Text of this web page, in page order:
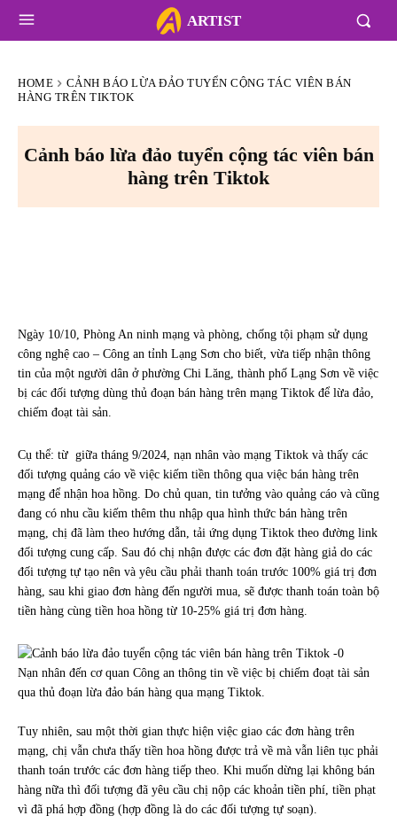
ARTIST
HOME
CẢNH BÁO LỪA ĐẢO TUYỂN CỘNG TÁC VIÊN BÁN
HÀNG TRÊN TIKTOK
Cảnh báo lừa đảo tuyển cộng tác viên bán
hàng trên Tiktok
Ngày 10/10, Phòng An ninh mạng và phòng, chống tội phạm sử dụng
công nghệ cao – Công an tỉnh Lạng Sơn cho biết, vừa tiếp nhận thông
tin của một người dân ở phường Chi Lăng, thành phố Lạng Sơn về việc
bị các đối tượng dùng thủ đoạn bán hàng trên mạng Tiktok để lừa đảo,
chiếm đoạt tài sản.
Cụ thể: từ giữa tháng 9/2024, nạn nhân vào mạng Tiktok và thấy các
đối tượng quảng cáo về việc kiếm tiền thông qua việc bán hàng trên
mạng để nhận hoa hồng. Do chủ quan, tin tưởng vào quảng cáo và cũng
đang có nhu cầu kiếm thêm thu nhập qua hình thức bán hàng trên
mạng, chị đã làm theo hướng dẫn, tải ứng dụng Tiktok theo đường link
đối tượng cung cấp. Sau đó chị nhận được các đơn đặt hàng giả do các
đối tượng tự tạo nên và yêu cầu phải thanh toán trước 100% giá trị đơn
hàng, sau khi giao đơn hàng đến người mua, sẽ được thanh toán toàn bộ
tiền hàng cùng tiền hoa hồng từ 10-25% giá trị đơn hàng.
Nạn nhân đến cơ quan Công an thông tin về việc bị chiếm đoạt tài sản
qua thủ đoạn lừa đảo bán hàng qua mạng Tiktok.
Tuy nhiên, sau một thời gian thực hiện việc giao các đơn hàng trên
mạng, chị vẫn chưa thấy tiền hoa hồng được trả về mà vẫn liên tục phải
thanh toán trước các đơn hàng tiếp theo. Khi muốn dừng lại không bán
hàng nữa thì đối tượng đã yêu cầu chị nộp các khoản tiền phí, tiền phạt
vì đã phá hợp đồng (hợp đồng là do các đối tượng tự soạn).